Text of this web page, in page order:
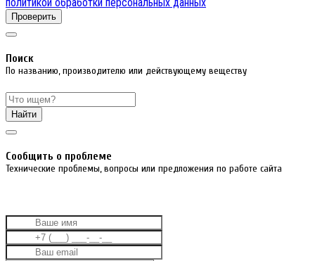
Проверить
Поиск
По названию, производителю или действующему веществу
Найти
Cообщить о проблеме
Технические проблемы, вопросы или предложения по работе сайта